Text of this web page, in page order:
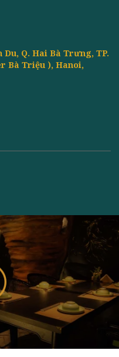
CHAY TỪ VỎ BƯỞI
Du, Q. Hai Bà Trưng,
Bà Triệu ), Hanoi,